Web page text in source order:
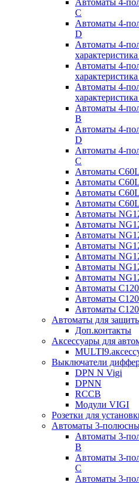
C
Автоматы 4-
D
Автоматы 4-
Автоматы 4-
Автоматы 4-
Автоматы 4-
B
Автоматы 4-
D
Автоматы 4-
С
Автоматы
Автоматы
Автоматы
Автоматы
Автоматы
Автоматы
Автоматы
Автоматы
Автоматы
Автоматы
Автоматы
Автоматы
Автоматы
Автоматы
Автоматы для
Доп.контакты
Аксессуары для
Выключатели
DPN N Vigi
DPNN
RCCB
Модули VIGI
Розетки для
Автоматы 3-
Автоматы 3-
B
Автоматы 3-
C
Автоматы 3-